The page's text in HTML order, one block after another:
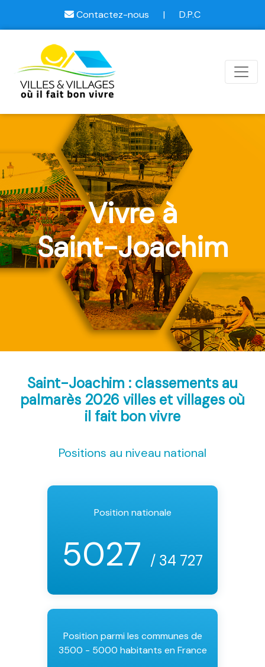
Contactez-nous | D.P.C
Vivre à
Saint-Joachim
Saint-Joachim : classements au
palmarès 2026 villes et villages où
il fait bon vivre
Positions au niveau national
Position nationale
5027 / 34 727
Position parmi les communes de
3500 - 5000 habitants en France